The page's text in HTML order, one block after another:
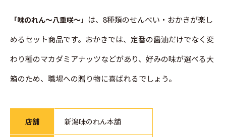
「味のれん～八重咲～」 は、8種類のせんべい・おかきが楽し
めるセット商品です。おかきでは、定番の醤油だけでなく変
わり種のマカダミアナッツなどがあり、好みの味が選べる大
箱のため、職場への贈り物に喜ばれるでしょう。
店舗 新潟味のれん本舗